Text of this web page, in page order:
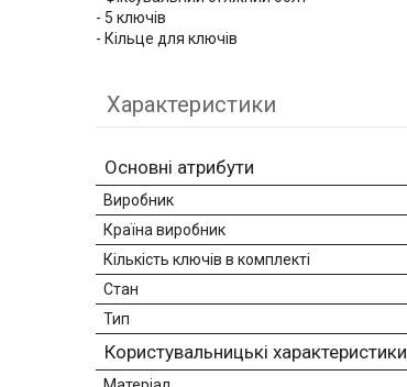
- 5 ключів
- Кільце для ключів
Характеристики
Основні атрибути
Виробник
Країна виробник
Кількість ключів в комплекті
Стан
Тип
Користувальницькі характеристики